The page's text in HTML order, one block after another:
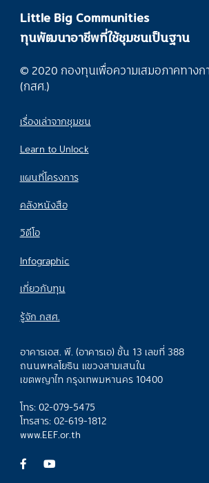
Little Big Communities
ทุนพัฒนาอาชีพที่ใช้ชุมชนเป็นฐาน
© 2020 กองทุนเพื่อความเสมอภาคทางก
(กสศ.)
เรื่องเล่าจากชุมชน
Learn to Unlock
แผนที่โครงการ
คลังหนังสือ
วิดีโอ
Infographic
เกี่ยวกับทุน
รู้จัก กสศ.
อาคารเอส. พี. (อาคารเอ) ชั้น 13 เลขที่ 388
ถนนพหลโยธิน แขวงสามเสนใน
เขตพญาไท กรุงเทพมหานคร 10400
โทร: 02-079-5475
โทรสาร: 02-619-1812
www.EEF.or.th